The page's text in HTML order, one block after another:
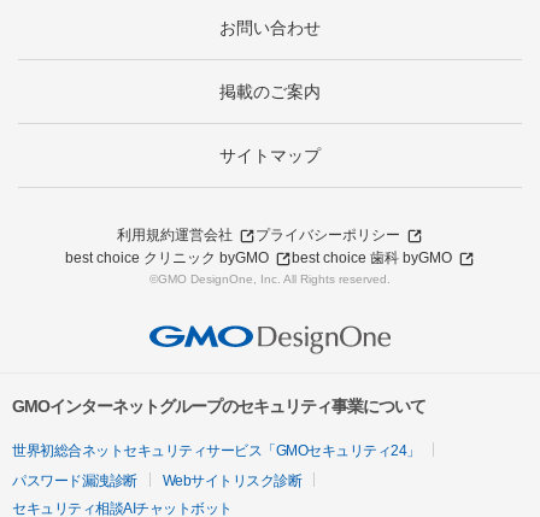
お問い合わせ
掲載のご案内
サイトマップ
利用規約運営会社
プライバシーポリシー
best choice クリニック byGMO
best choice 歯科 byGMO
©GMO DesignOne, Inc. All Rights reserved.
GMOインターネットグループのセキュリティ事業について
世界初総合ネットセキュリティサービス「GMOセキュリティ24」
パスワード漏洩診断
Webサイトリスク診断
セキュリティ相談AIチャットボット